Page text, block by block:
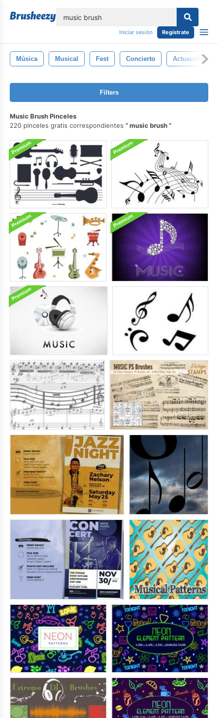
Iniciar sesión Regístrate
Música Musical Fest Concierto Actuación
Filters
Music Brush Pinceles
220 pinceles gratis correspondientes
music brush